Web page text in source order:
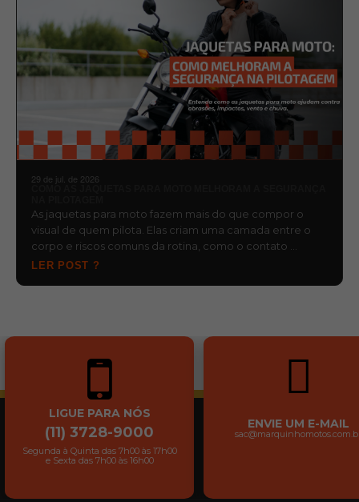
29 de jul. de 2026
As jaquetas para moto fazem mais do que compor o
visual de quem pilota. Elas criam uma camada entre o
corpo e riscos comuns da rotina, como o contato …
LER POST ?
LIGUE PARA NÓS
(11) 3728-9000
Segunda à Quinta das 7h00 às 17h00
e Sexta das 7h00 às 16h00
ENVIE UM E-MAIL